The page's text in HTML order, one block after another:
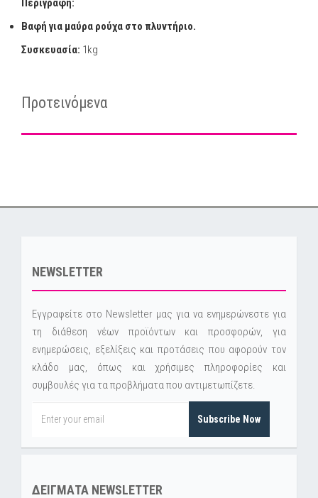
Περιγραφή:
Βαφή για μαύρα ρούχα στο πλυντήριο.
Συσκευασία: 1kg
Προτεινόμενα
NEWSLETTER
Εγγραφείτε στο Newsletter μας για να ενημερώνεστε για
τη διάθεση νέων προϊόντων και προσφορών, για
ενημερώσεις, εξελίξεις και προτάσεις που αφορούν τον
κλάδο μας, όπως και χρήσιμες πληροφορίες και
συμβουλές για τα προβλήματα που αντιμετωπίζετε.
Subscribe Now
ΔΕΙΓΜΑΤΑ NEWSLETTER